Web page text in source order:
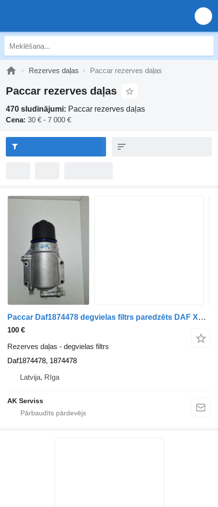
Rezerves daļas Paccar rezerves daļas
Paccar rezerves daļas
470 sludinājumi: Paccar rezerves daļas
Cena: 30 € - 7 000 €
Paccar Daf1874478 degvielas filtrs paredzēts DAF XF 95 CF 55 XF 105 CF 105 vilcēja
100 €
Rezerves daļas - degvielas filtrs
Daf1874478, 1874478
Latvija, Rīga
AK Serviss